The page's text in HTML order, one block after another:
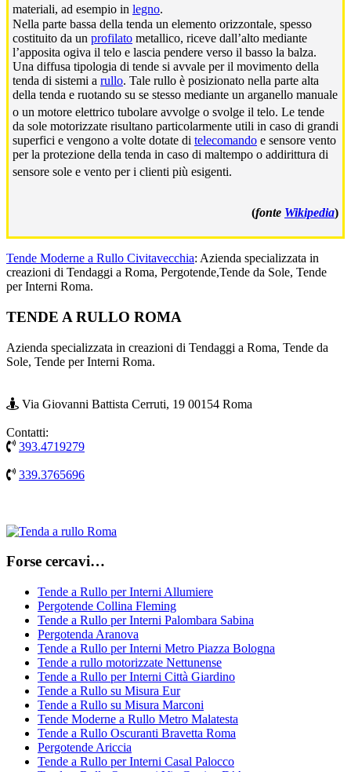
materiali, ad esempio in legno.
Nella parte bassa della tenda un elemento orizzontale, spesso
costituito da un profilato metallico, riceve dall’alto mediante
l’apposita ogiva il telo e lascia pendere verso il basso la balza.
Una diffusa tipologia di tende si avvale per il movimento della
tenda di sistemi a rullo. Tale rullo è posizionato nella parte alta
della tenda e ruotando su se stesso mediante un arganello manuale
o un motore elettrico tubolare avvolge o svolge il telo. Le tende
da sole motorizzate risultano particolarmente utili in caso di grandi
superfici e vengono a volte dotate di telecomando e sensore vento
per la protezione della tenda in caso di maltempo o addirittura di
sensore sole e vento per i clienti più esigenti.
(fonte Wikipedia)
Tende Moderne a Rullo Civitavecchia: Azienda specializzata in
creazioni di Tendaggi a Roma, Pergotende,Tende da Sole, Tende
per Interni Roma.
Footer
TENDE A RULLO ROMA
Azienda specializzata in creazioni di Tendaggi a Roma, Tende da
Sole, Tende per Interni Roma.
Via Giovanni Battista Cerruti, 19 00154 Roma
Contatti:
393.4719279
339.3765696
Forse cercavi…
Tende a Rullo per Interni Allumiere
Pergotende Collina Fleming
Tende a Rullo per Interni Palombara Sabina
Pergotenda Aranova
Tende a Rullo per Interni Metro Piazza Bologna
Tende a rullo motorizzate Nettunense
Tende a Rullo per Interni Città Giardino
Tende a Rullo su Misura Eur
Tende a Rullo su Misura Marconi
Tende Moderne a Rullo Metro Malatesta
Tende a Rullo Oscuranti Bravetta Roma
Pergotende Ariccia
Tende a Rullo per Interni Casal Palocco